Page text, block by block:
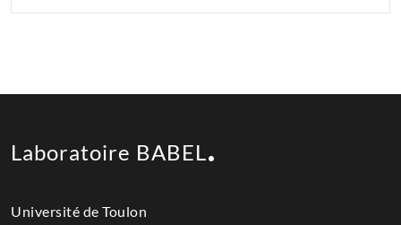
Laboratoire BABEL
Université de Toulon